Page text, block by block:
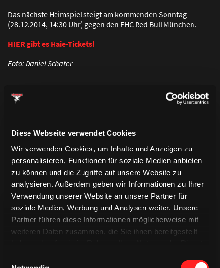
Diese Webseite verwendet Cookies
Wir verwenden Cookies, um Inhalte und Anzeigen zu
personalisieren, Funktionen für soziale Medien anbieten
zu können und die Zugriffe auf unsere Website zu
analysieren. Außerdem geben wir Informationen zu Ihrer
Verwendung unserer Website an unsere Partner für
soziale Medien, Werbung und Analysen weiter. Unsere
Partner führen diese Informationen möglicherweise mit
weiteren Daten zusammen, die Sie ihnen bereitgestellt
Das nächste Heimspiel steigt am kommenden Sonntag
(28.12.2014, 14:30 Uhr) gegen den EHC Red Bull München.
HIER gibt es Haie-Tickets!
Foto: Daniel Schäfer